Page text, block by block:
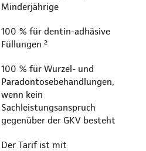
Minderjährige
100 % für dentin-adhäsive
Füllungen ²
100 % für Wurzel- und
Paradontosebehandlungen,
wenn kein
Sachleistungsanspruch
gegenüber der GKV besteht
Der Tarif ist mit